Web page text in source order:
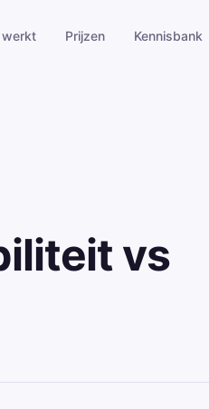
werkt Prijzen Kennisbank
vs